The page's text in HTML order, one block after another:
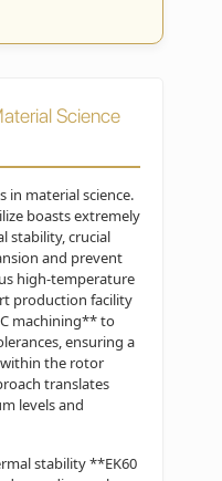
Science
in material science.
boasts extremely
stability, crucial
and prevent
high-temperature
production facility
machining** to
ensuring a
within the rotor
translates
levels and
stability **EK60